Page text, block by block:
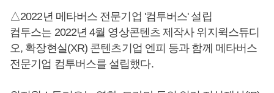
△2022년 메타버스 전문기업 '컴투버스' 설립
컴투스는 2022년 4월 영상콘텐츠 제작사 위지윅스튜디
오, 확장현실(XR) 콘텐츠기업 엔피 등과 함께 메타버스
전문기업 컴투버스를 설립했다.